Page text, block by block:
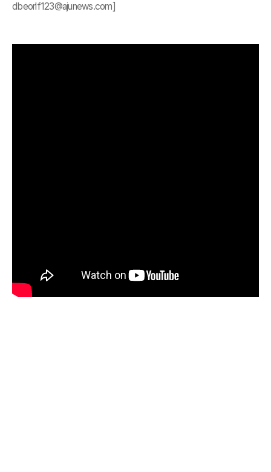
dbeorlf123@ajunews.com]